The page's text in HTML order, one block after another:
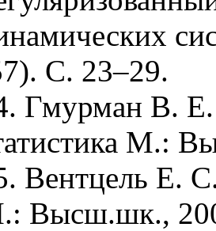
С. 23–29.
Гмурман В. Е.
М.:
Вентцель Е.
Высш.шк.,